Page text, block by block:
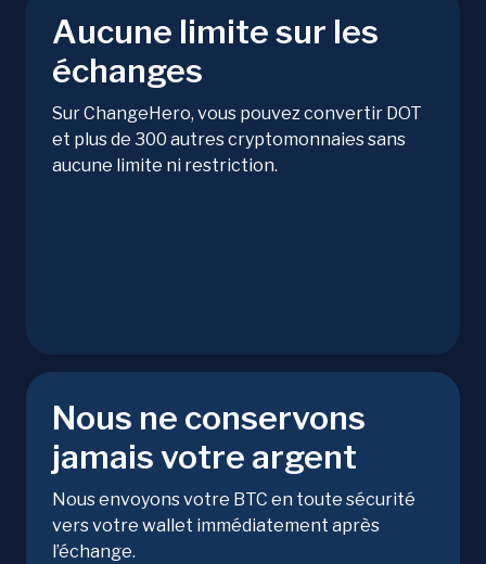
Aucune limite sur les
échanges
Sur ChangeHero, vous pouvez convertir DOT
et plus de 300 autres cryptomonnaies sans
aucune limite ni restriction.
Nous ne conservons
jamais votre argent
Nous envoyons votre BTC en toute sécurité
vers votre wallet immédiatement après
l’échange.